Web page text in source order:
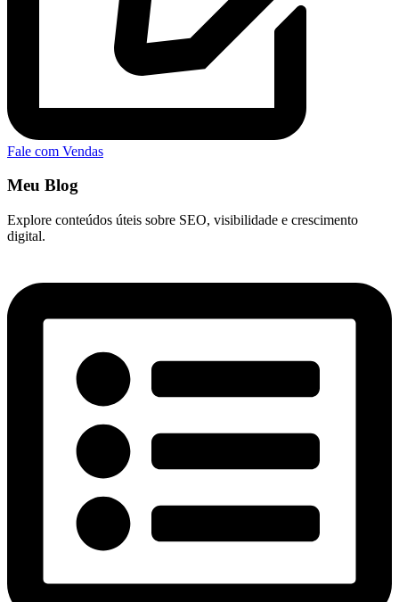
Fale com Vendas
Meu Blog
Explore conteúdos úteis sobre SEO, visibilidade e crescimento
digital.